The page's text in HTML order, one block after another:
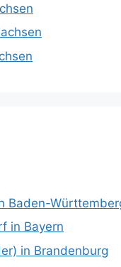
Baden-
in Bayern
in Brandenburg